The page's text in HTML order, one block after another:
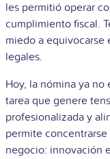
les permitió operar
cumplimiento fiscal.
miedo a
legales.
Hoy, la nómina ya
tarea que genere
profesionalizada y
permite
negocio: innovación